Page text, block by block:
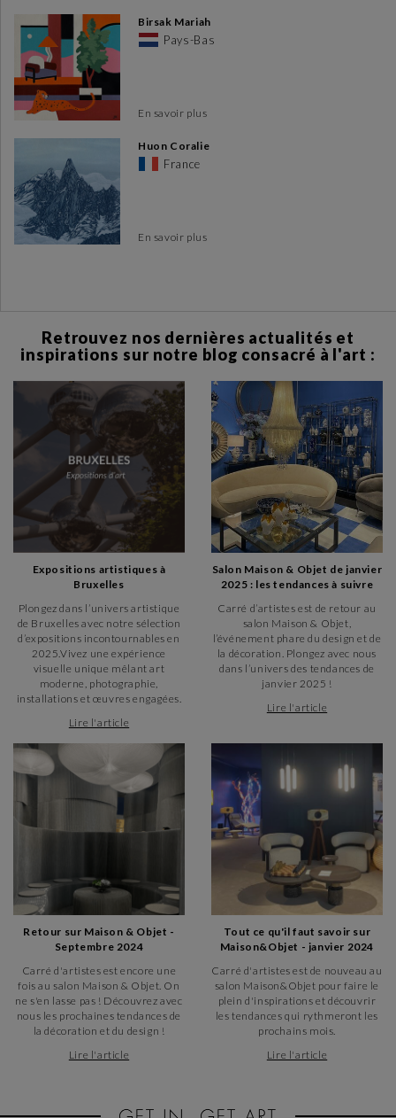
Birsak Mariah
Pays-Bas
En savoir plus
Huon Coralie
France
En savoir plus
Retrouvez nos dernières actualités et
inspirations sur notre blog consacré à l'art :
Expositions artistiques à
Bruxelles
Plongez dans l’univers artistique
de Bruxelles avec notre sélection
d’expositions incontournables en
2025.Vivez une expérience
visuelle unique mêlant art
moderne, photographie,
installations et œuvres engagées.
Lire l'article
Salon Maison & Objet de janvier
2025 : les tendances à suivre
Carré d’artistes est de retour au
salon Maison & Objet,
l’événement phare du design et de
la décoration. Plongez avec nous
dans l’univers des tendances de
janvier 2025 !
Lire l'article
Retour sur Maison & Objet -
Septembre 2024
Carré d'artistes est encore une
fois au salon Maison & Objet. On
ne s'en lasse pas ! Découvrez avec
nous les prochaines tendances de
la décoration et du design !
Lire l'article
Tout ce qu'il faut savoir sur
Maison&Objet - janvier 2024
Carré d'artistes est de nouveau au
salon Maison&Objet pour faire le
plein d'inspirations et découvrir
les tendances qui rythmeront les
prochains mois.
Lire l'article